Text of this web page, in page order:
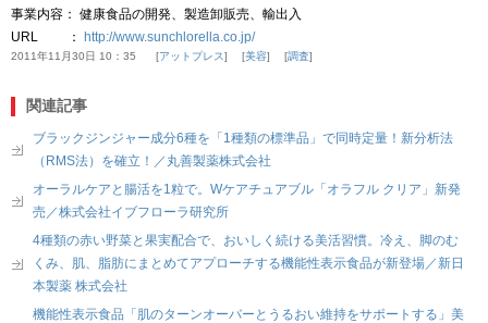
事業内容： 健康食品の開発、製造卸販売、輸出入
URL ：
http://www.sunchlorella.co.jp/
2011年11月30日 10：35 アットプレス 美容 調査
関連記事
ブラックジンジャー成分6種を「1種類の標準品」で同時定量！新分析法
（RMS法）を確立！／丸善製薬株式会社
オーラルケアと腸活を1粒で。Wケアチュアブル「オラフル クリア」新発
売／株式会社イブフローラ研究所
4種類の赤い野菜と果実配合で、おいしく続ける美活習慣。冷え、脚のむ
くみ、肌、脂肪にまとめてアプローチする機能性表示食品が新登場／新日
本製薬 株式会社
機能性表示食品「肌のターンオーバーとうるおい維持をサポートする」美